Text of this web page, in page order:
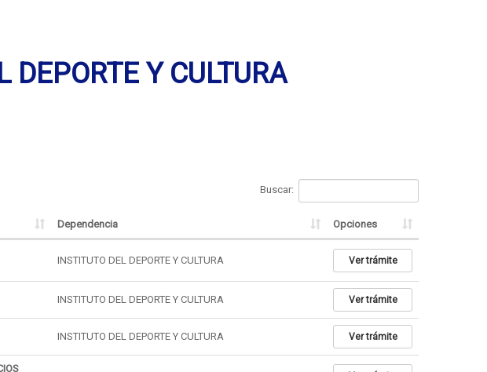
Y CULTURA
Buscar:
Dependencia Opciones
INSTITUTO DEL DEPORTE Y CULTURA Ver trámite
INSTITUTO DEL DEPORTE Y CULTURA Ver trámite
INSTITUTO DEL DEPORTE Y CULTURA Ver trámite